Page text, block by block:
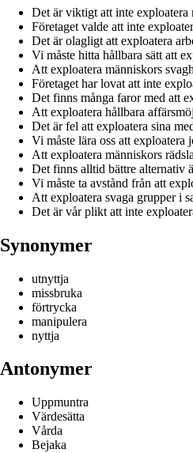
Det är viktigt att inte exploatera
Företaget valde att inte
Det är olagligt att exploatera
Vi måste hitta hållbara sätt att
Att exploatera människors
Företaget har lovat att inte
Det finns många faror med att
Att exploatera hållbara
Det är fel att exploatera sina
Vi måste lära oss att exploatera
Att exploatera människors
Det finns alltid bättre alternativ
Vi måste ta avstånd från att
Att exploatera svaga grupper i
Det är vår plikt att inte
Synonymer
utnyttja
missbruka
förtrycka
manipulera
nyttja
Antonymer
Uppmuntra
Värdesätta
Vårda
Bejaka